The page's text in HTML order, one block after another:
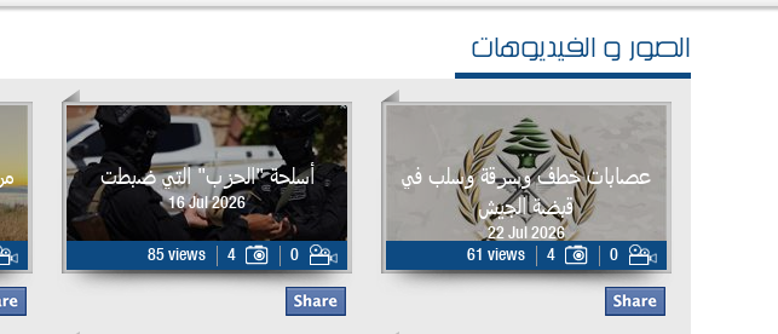
الصور و الفيديوهات
عصابات خطف وسرقة وسلب في
قبضة الجيش
22 Jul 2026
61 views
4 0
أسلحة "الحزب" التي ضبطت
16 Jul 2026
85 views 4 0